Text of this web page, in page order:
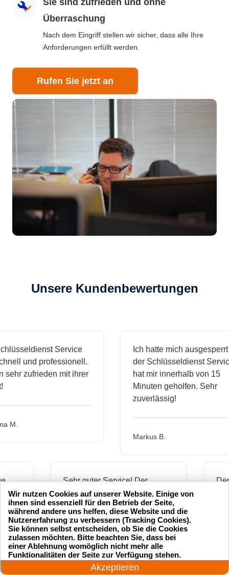
Sie sind zufrieden und ohne
Überraschung
Nach dem Eingriff stellen wir sicher, dass alle Ihre
Anforderungen erfüllt werden.
Rufen Sie jetzt an
Unsere Kundenbewertungen
Service
und professionell.
zufrieden mit ihrer
Ich hatte mich ausgesperrt
der Schlüsseldienst Service
hat mir innerhalb von 15
Minuten geholfen. Sehr
zuverlässig!
Markus B.
hat
Sehr guter Service! Der
Schlüsseldienst war freundlich
und hat mir schnell geholfen,
als ich meine Schlüssel
verloren hatte.
Jonas M.
24 Stunden am Tag
Akzeptieren
Wir nutzen Cookies auf unserer Website. Einige von
ihnen sind essenziell für den Betrieb der Seite,
während andere uns helfen, diese Website und die
Nutzererfahrung zu verbessern (Tracking Cookies).
Sie können selbst entscheiden, ob Sie die Cookies
zulassen möchten. Bitte beachten Sie, dass bei
einer Ablehnung womöglich nicht mehr alle
Funktionalitäten der Seite zur Verfügung stehen.